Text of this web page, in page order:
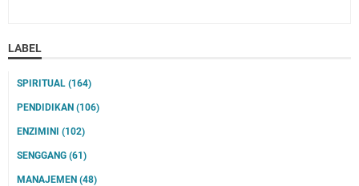
LABEL
SPIRITUAL (164)
PENDIDIKAN (106)
ENZIMINI (102)
SENGGANG (61)
MANAJEMEN (48)